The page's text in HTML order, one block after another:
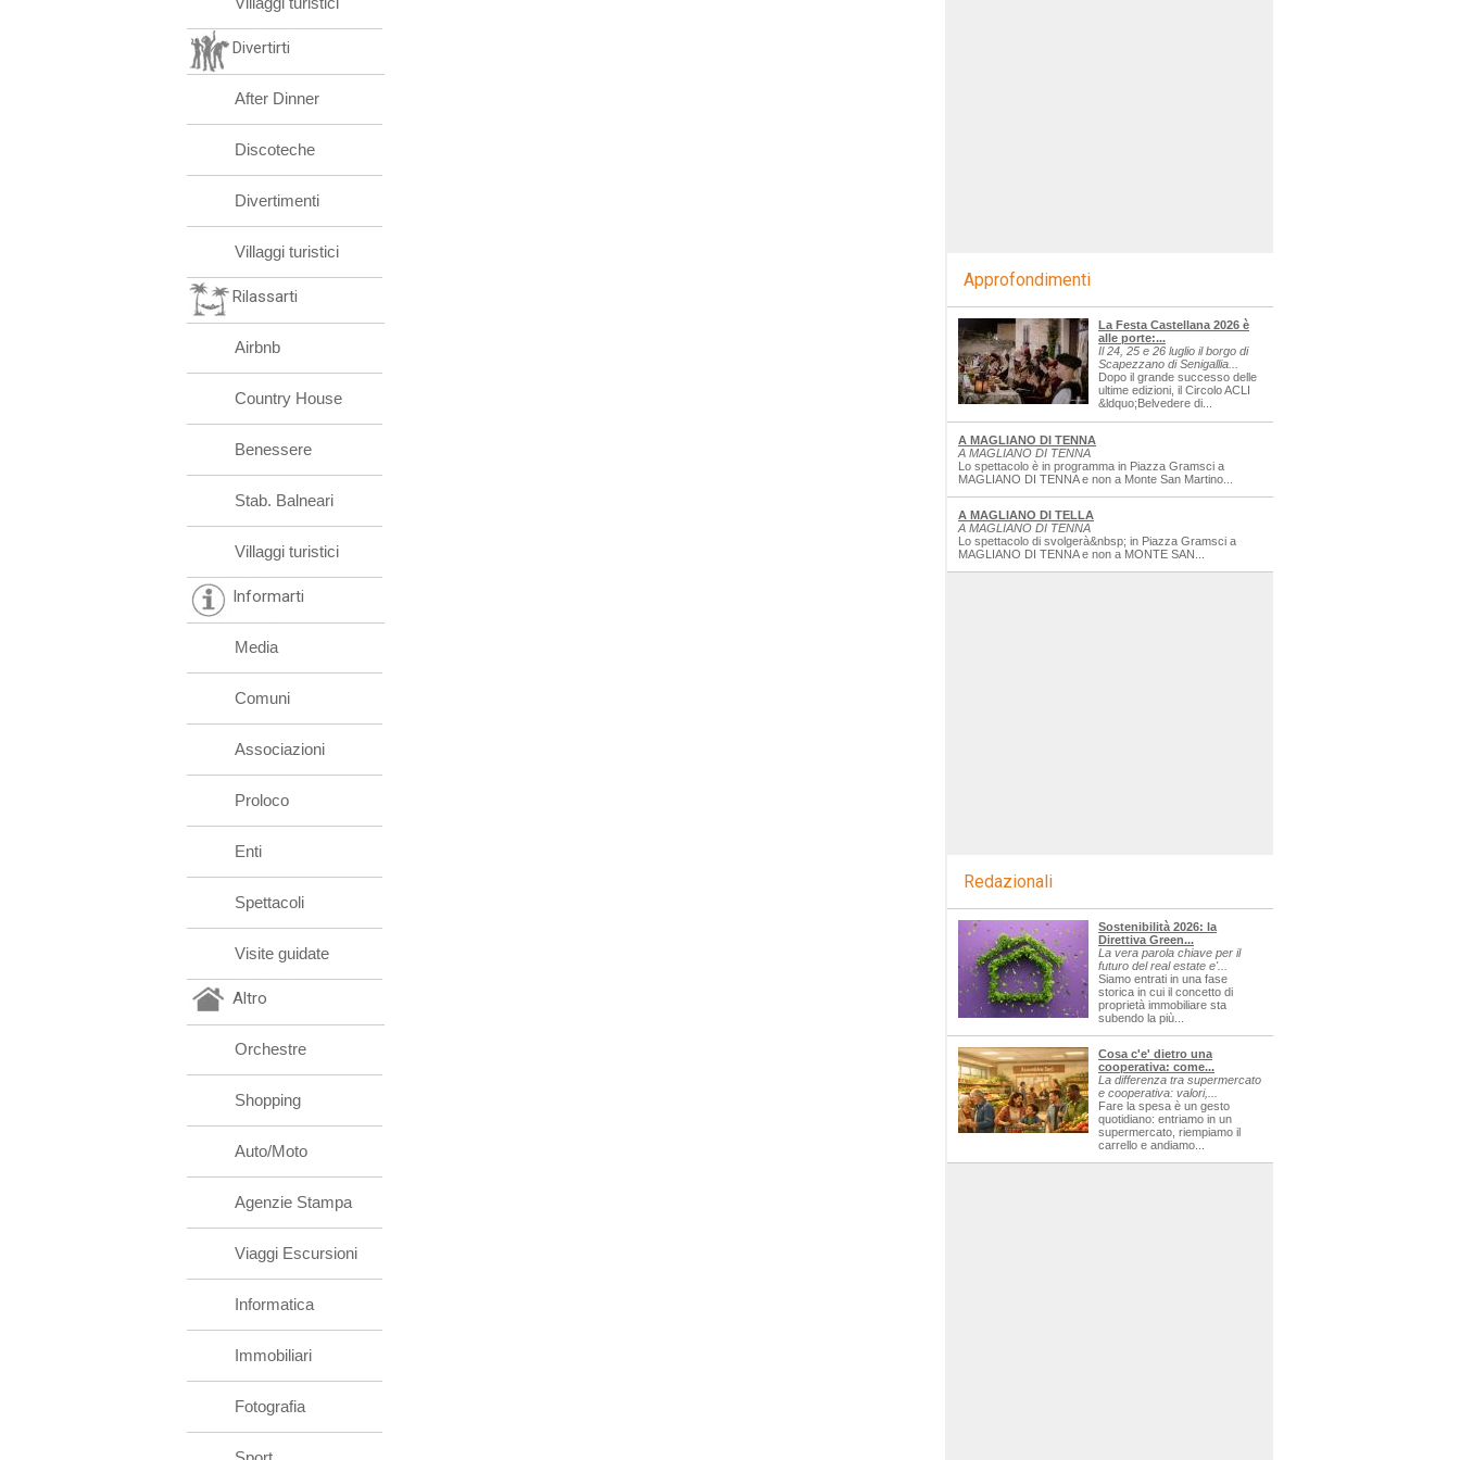
Divertirti
After Dinner
Discoteche
Divertimenti
Villaggi turistici
Rilassarti
Airbnb
Country House
Benessere
Stab. Balneari
Villaggi turistici
Informarti
Media
Comuni
Associazioni
Proloco
Enti
Spettacoli
Visite guidate
Altro
Orchestre
Shopping
Auto/Moto
Agenzie Stampa
Viaggi Escursioni
Informatica
Immobiliari
Fotografia
Approfondimenti
La Festa Castellana 2026 è
alle porte:...
Il 24, 25 e 26 luglio il borgo di
Scapezzano di Senigallia...
Dopo il grande successo delle
ultime edizioni, il Circolo ACLI
&ldquo;Belvedere di...
A MAGLIANO DI TENNA
A MAGLIANO DI TENNA
Lo spettacolo è in programma in Piazza Gramsci a
MAGLIANO DI TENNA e non a Monte San Martino...
A MAGLIANO DI TELLA
A MAGLIANO DI TENNA
Lo spettacolo di svolgerà&nbsp; in Piazza Gramsci a
MAGLIANO DI TENNA e non a MONTE SAN...
Redazionali
Sostenibilità 2026: la
Direttiva Green...
La vera parola chiave per il
futuro del real estate e'...
Siamo entrati in una fase
storica in cui il concetto di
proprietà immobiliare sta
subendo la più...
Cosa c'e' dietro una
cooperativa: come...
La differenza tra supermercato
e cooperativa: valori,...
Fare la spesa è un gesto
quotidiano: entriamo in un
supermercato, riempiamo il
carrello e andiamo...